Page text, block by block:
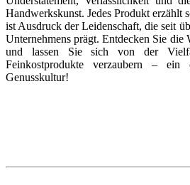
Handwerkskunst. Jedes Produkt erzählt
ist Ausdruck der Leidenschaft, die seit
Unternehmens prägt. Entdecken Sie
und lassen Sie sich von der
Feinkostprodukte verzaubern – ein
Genusskultur!